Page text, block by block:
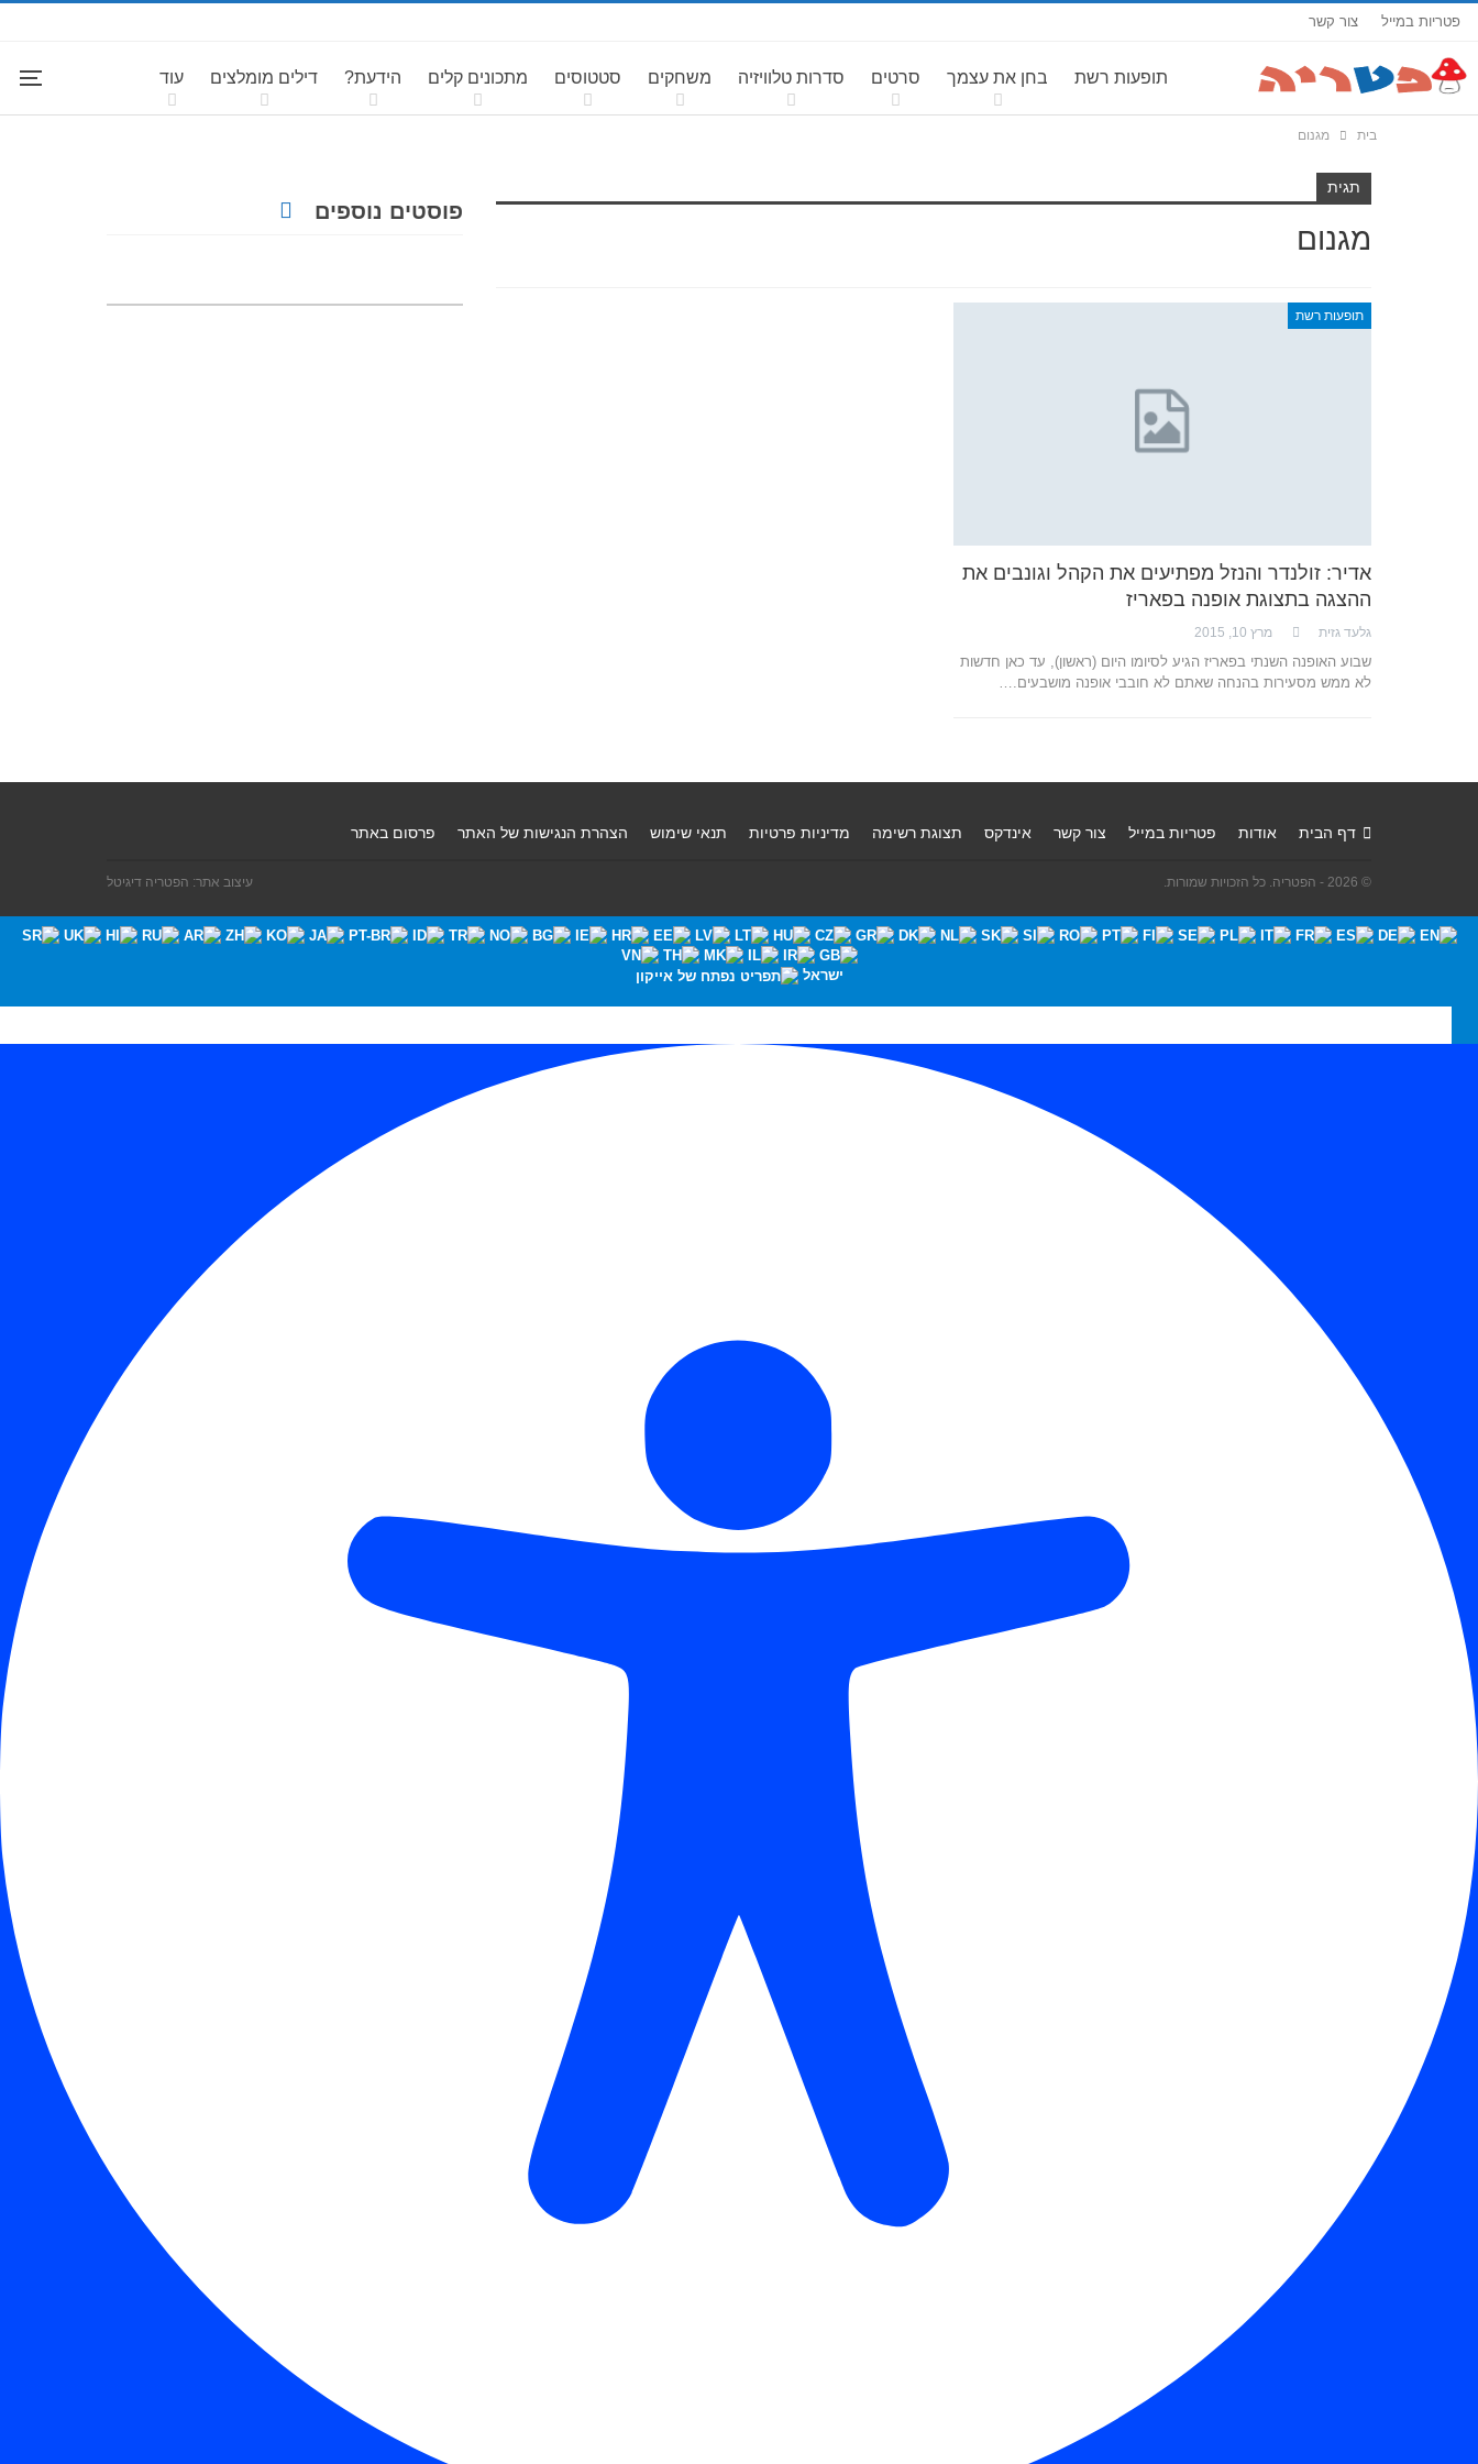
פטריות במייל צור קשר
תופעות רשת בחן את עצמך סרטים סדרות טלוויזיה משחקים סטטוסים מתכונים קלים הידעת? דילים מומלצים עוד
בית מגנום
תגית
מגנום
תופעות רשת
אדיר: זולנדר והנזל מפתיעים את הקהל וגונבים את
ההצגה בתצוגת אופנה בפאריז
גלעד גזית מרץ 10, 2015
שבוע האופנה השנתי בפאריז הגיע לסיומו היום (ראשון), עד כאן חדשות
לא ממש מסעירות בהנחה שאתם לא חובבי אופנה מושבעים.…
פוסטים נוספים
דף הבית אודות פטריות במייל צור קשר אינדקס תצוגת רשימה מדיניות פרטיות תנאי שימוש הצהרת הנגישות של האתר פרסום באתר
© 2026 - הפטריה. כל הזכויות שמורות. עיצוב אתר: הפטריה דיגיטל
ישראל